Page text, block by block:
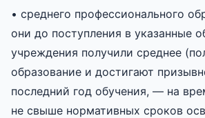
• среднего профессионального
они до поступления в указанные
учреждения получили среднее
образование и достигают
последний год обучения, — на
не свыше нормативных сроков